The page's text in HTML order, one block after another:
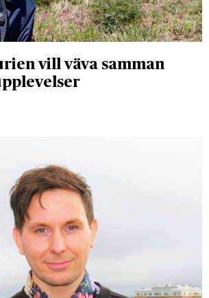
vill väva samman